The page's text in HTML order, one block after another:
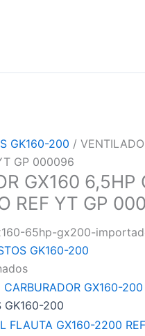
GK160-200 /
GP 000096
GX160 6,5HP
REF YT GP
65hp-gx200-
GK160-200
GK160-200